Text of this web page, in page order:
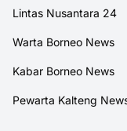
Lintas Nusantara 24
Warta Borneo News
Kabar Borneo News
Pewarta Kalteng